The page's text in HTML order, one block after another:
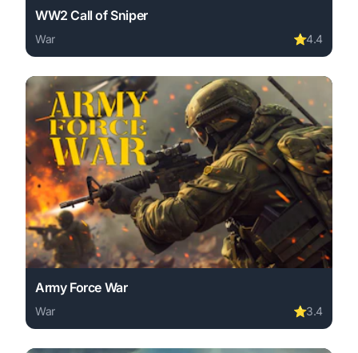
WW2 Call of Sniper
War ⭐4.4
Play WW2 Call of Sniper online free. war game, no
Army Force War
War ⭐3.4
Play Army Force War online free. war game, no